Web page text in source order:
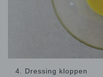
4. Dressing kloppen